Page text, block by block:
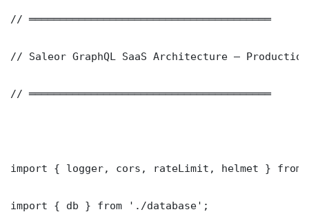
// ═══════════════════════════════════════
// Saleor GraphQL SaaS Architecture —
// ═══════════════════════════════════════
import { logger, cors, rateLimit, helmet } from
import { db } from './database';